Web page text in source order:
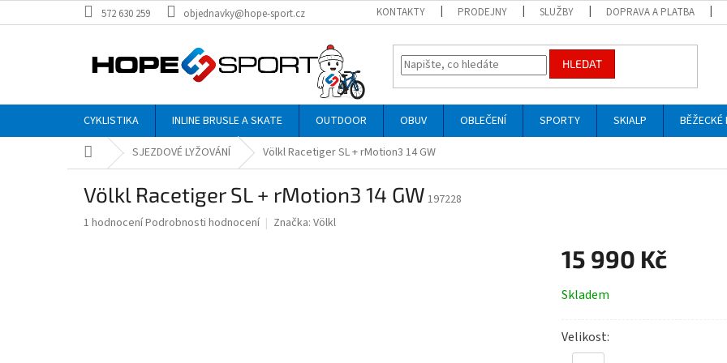
na
572 630 259 objednavky@hope-sport.cz KONTAKTY PRODEJNY SLUŽBY DOPRAVA A PLATBA
HLEDAT
CYKLISTIKA INLINE BRUSLE A SKATE OUTDOOR OBUV OBLEČENÍ SPORTY SKIALP BĚŽECKÉ
Domů SJEZDOVÉ LYŽOVÁNÍ Völkl Racetiger SL + rMotion3 14 GW
Völkl Racetiger SL + rMotion3 14 GW 197228
Průměrné
1 hodnoceníPodrobnosti hodnocení Značka: Völkl
15 990 Kč
cena:
Skladem
Velikost